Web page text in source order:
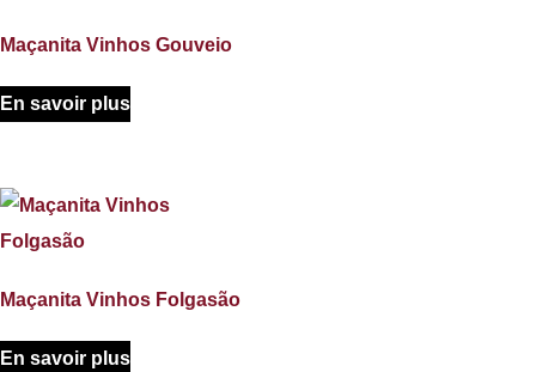
Maçanita Vinhos Gouveio
En savoir plus
Maçanita Vinhos Folgasão
En savoir plus